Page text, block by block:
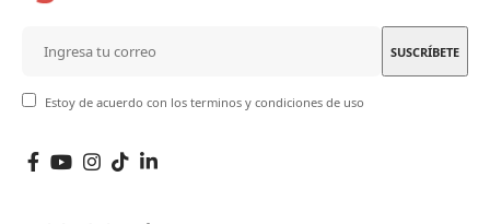
Estoy de acuerdo con los terminos y condiciones de uso